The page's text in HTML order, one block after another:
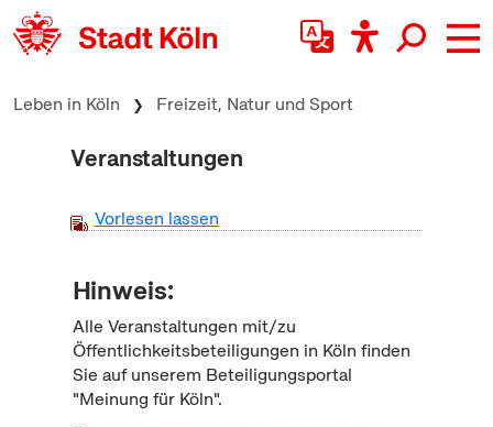
zum Inhalt springen
Leben in Köln Freizeit, Natur und Sport
Veranstaltungen
Vorlesen lassen
Hinweis:
Alle Veranstaltungen mit/zu
Öffentlichkeitsbeteiligungen in Köln finden
Sie auf unserem Beteiligungsportal
"Meinung für Köln".